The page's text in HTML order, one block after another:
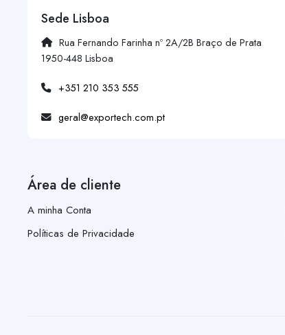
Sede Lisboa
Rua Fernando Farinha nº 2A/2B Braço de Prata
1950-448 Lisboa
+351 210 353 555
geral@exportech.com.pt
Área de cliente
A minha Conta
Políticas de Privacidade